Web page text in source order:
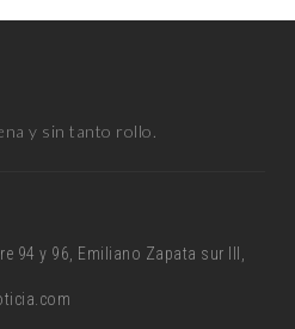
y sin tanto rollo.
94 y 96, Emiliano Zapata sur lll,